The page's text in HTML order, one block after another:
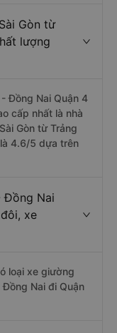
Gòn từ
lượng
Đồng Nai Quận 4
cấp nhất là nhà
Gòn từ Trảng
4.6/5 dựa trên
Đồng Nai
xe
loại xe giường
Nai đi Quận